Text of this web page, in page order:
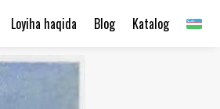
Katalog
Blog
Loyiha haqida